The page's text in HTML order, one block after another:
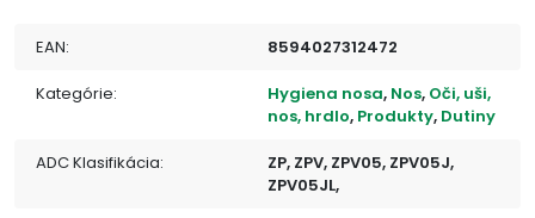
EAN: 8594027312472
Kategórie: Hygiena nosa, Nos, Oči, uši,
nos, hrdlo, Produkty, Dutiny
ADC Klasifikácia:
ZP, ZPV, ZPV05, ZPV05J,
ZPV05JL,